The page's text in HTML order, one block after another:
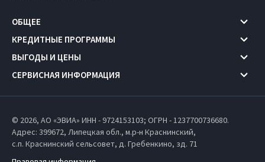
ОБЩЕЕ
КРЕДИТНЫЕ ПРОГРАММЫ
ВЫГОДЫ И ЦЕНЫ
СЕРВИСНАЯ ИНФОРМАЦИЯ
© 2026, АО «ЭВИА» ИНН - 9724153103; ОГРН - 1237700736680.
Адрес: 399672, Липецкая обл., м.р-н Краснинский,
с.п. Краснинский сельсовет, д. Гребенкино, зд. 71